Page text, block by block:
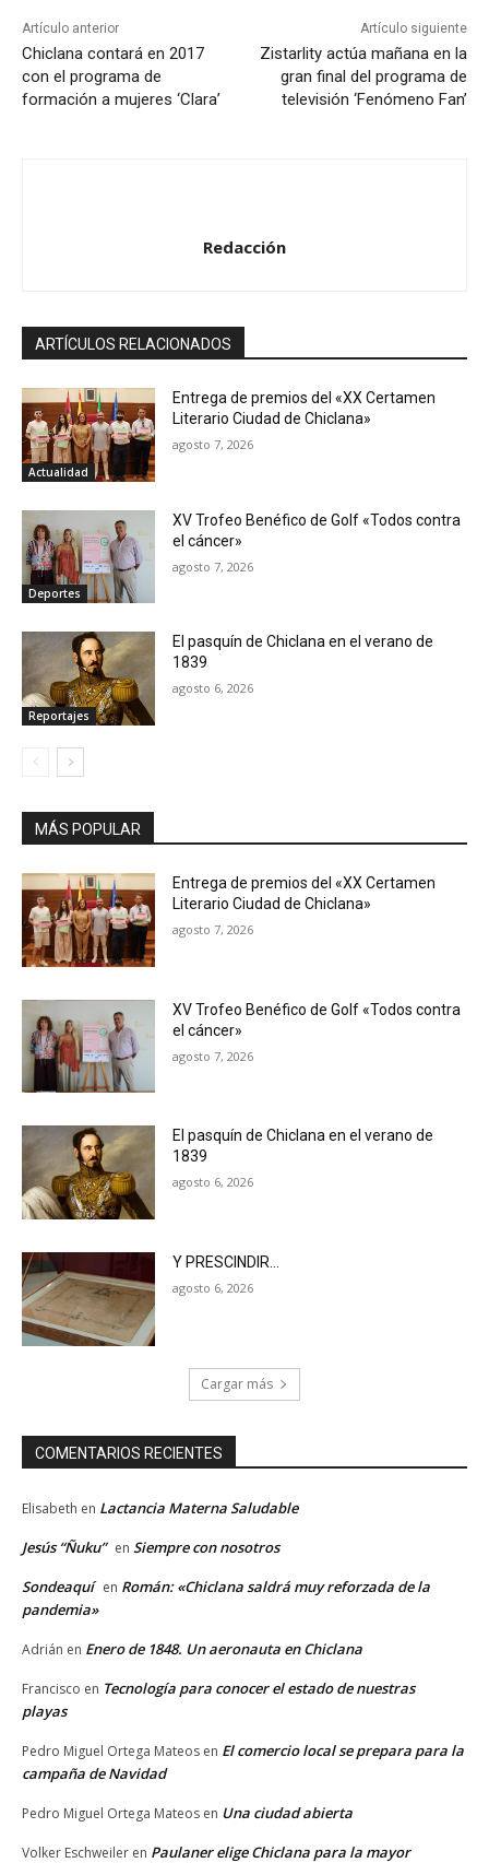
Artículo anterior
Chiclana contará en 2017
con el programa de
formación a mujeres ‘Clara’
Artículo siguiente
Zistarlity actúa mañana en la
gran final del programa de
televisión ‘Fenómeno Fan’
Redacción
ARTÍCULOS RELACIONADOS
Actualidad
Entrega de premios del «XX Certamen
Literario Ciudad de Chiclana»
agosto 7, 2026
Deportes
XV Trofeo Benéfico de Golf «Todos contra
el cáncer»
agosto 7, 2026
Reportajes
El pasquín de Chiclana en el verano de
1839
agosto 6, 2026
MÁS POPULAR
Entrega de premios del «XX Certamen
Literario Ciudad de Chiclana»
agosto 7, 2026
XV Trofeo Benéfico de Golf «Todos contra
el cáncer»
agosto 7, 2026
El pasquín de Chiclana en el verano de
1839
agosto 6, 2026
Y PRESCINDIR…
agosto 6, 2026
Cargar más
COMENTARIOS RECIENTES
Elisabeth en Lactancia Materna Saludable
Jesús “Ñuku” en Siempre con nosotros
Sondeaquí en Román: «Chiclana saldrá muy reforzada de la
pandemia»
Adrián en Enero de 1848. Un aeronauta en Chiclana
Francisco en Tecnología para conocer el estado de nuestras
playas
Pedro Miguel Ortega Mateos en El comercio local se prepara para la
campaña de Navidad
Pedro Miguel Ortega Mateos en Una ciudad abierta
Volker Eschweiler en Paulaner elige Chiclana para la mayor